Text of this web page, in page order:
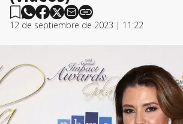
12 de septiembre de 2023 | 11:22